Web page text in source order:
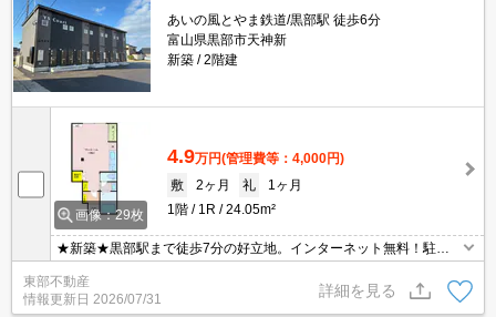
あいの風とやま鉄道/黒部駅 徒歩6分
富山県黒部市天神新
新築
2階建
画像：29枚
4.9万円(管理費等：4,000円)
敷
2ヶ月 礼
1ヶ月
1階
1R 24.05m²
★新築★黒部駅まで徒歩7分の好立地。インターネット無料！駐車
き、宅配ボックスあります）
東部不動産
情報更新日 2026/07/31
詳細を見る